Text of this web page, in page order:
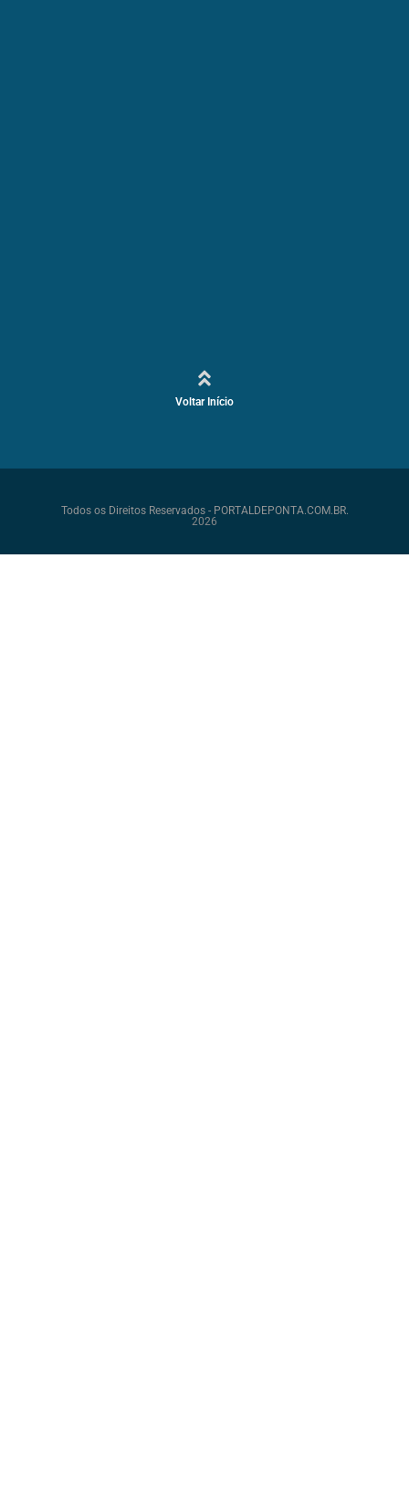
Voltar Início
Todos os Direitos Reservados - PORTALDEPONTA.COM.BR.
2026